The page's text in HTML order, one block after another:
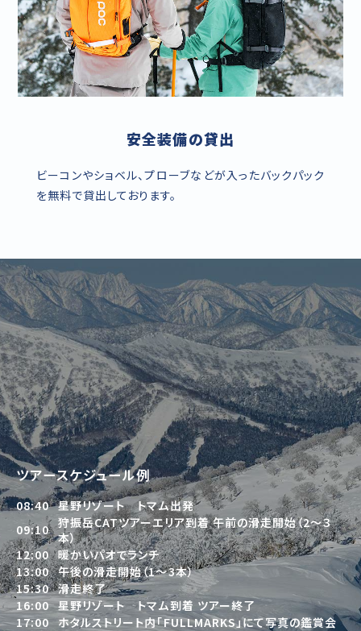
安全装備の貸出
ビーコンやショベル、プローブなどが入ったバックパック
を無料で貸出しております。
ツアースケジュール例
08:40 星野リゾート トマム出発
09:10 狩振岳CATツアーエリア到着 午前の滑走開始（2～３
本）
12:00 暖かいパオでランチ
13:00 午後の滑走開始（1～3本）
15:30 滑走終了
16:00 星野リゾート トマム到着 ツアー終了
17:00 ホタルストリート内「FULLMARKS」にて写真の鑑賞会